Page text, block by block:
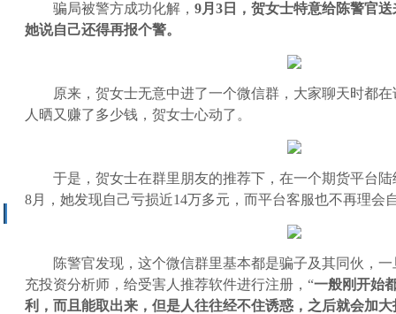
骗局被警方成功化解， 9月3日，贺女士特意给陈警官
她说自己还得再报个警。
原来，贺女士无意中进了一个微信群，大家聊天时都
人晒又赚了多少钱，贺女士心动了。
于是，贺女士在群里朋友的推荐下，在一个期货平台
8月，她发现自己亏损近14万多元，而平台客服也不再理会
陈警官发现，这个微信群里基本都是骗子及其同伙，
充投资分析师，给受害人推荐软件进行注册，“一般刚开始
利，而且能取出来，但是人往往经不住诱惑，之后就会加